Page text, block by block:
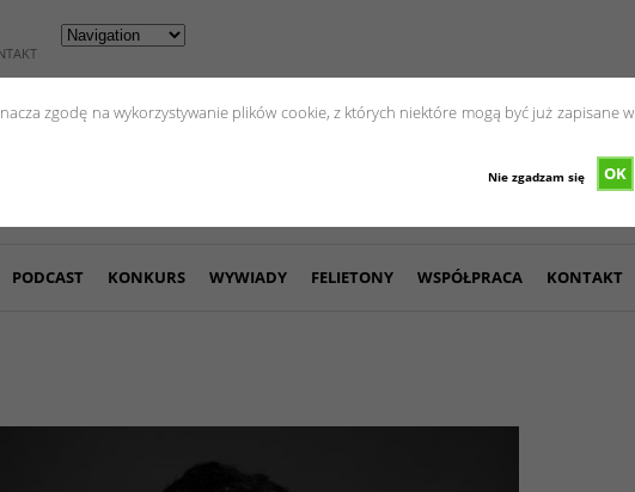
zgodę na wykorzystywanie plików cookie, z których niektóre mogą być już zapisane w
OK
Nie zgadzam się
PODCAST KONKURS WYWIADY FELIETONY WSPÓŁPRACA KONTAKT